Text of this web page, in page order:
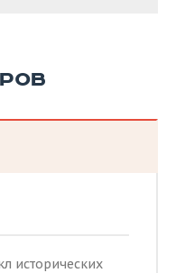
исторических